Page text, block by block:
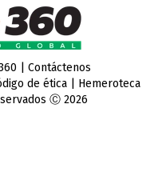
| Contáctenos
de ética| Hemeroteca
Ⓒ 2026